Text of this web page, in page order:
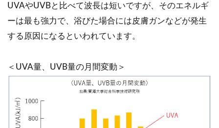
UVAやUVBと比べて波長は短いですが、そのエネルギ
ーは最も強力で、浴びた場合には皮膚ガンなどが発生
する原因になるといわれています。
＜UVA量、UVB量の月間変動＞